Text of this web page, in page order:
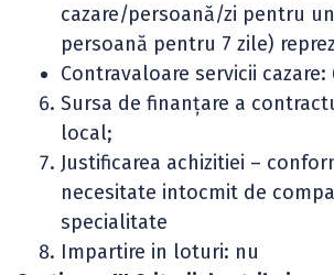
cazare/persoană/zi pentru
persoană pentru 7 zile)
Contravaloare servicii cazare:
Sursa de finanţare a
local;
Justificarea achizitiei –
necesitate intocmit de
specialitate
Impartire in loturi: nu